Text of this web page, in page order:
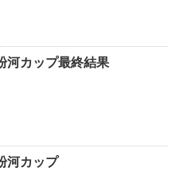
カップ最終結果
カップ